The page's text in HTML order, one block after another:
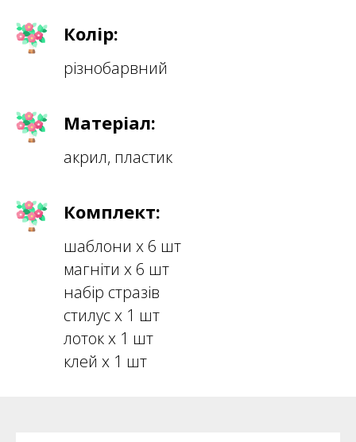
Колір:
різнобарвний
Матеріал:
акрил, пластик
Комплект:
шаблони х 6 шт
магніти х 6 шт
набір стразів
стилус х 1 шт
лоток х 1 шт
клей х 1 шт